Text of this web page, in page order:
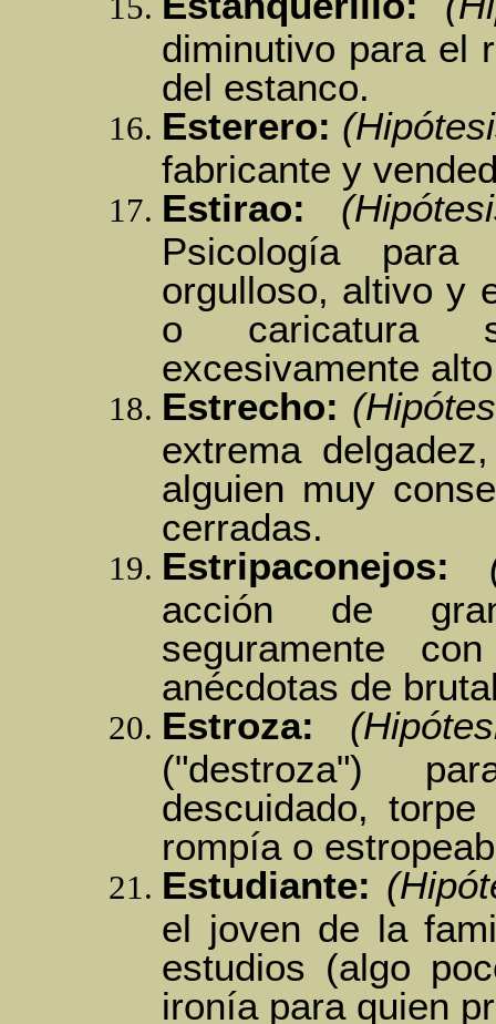
diminutivo para el
del estanco.
Esterero:
fabricante y
Estirao:
Psicología
orgulloso, altivo y
o caricatura
excesivamente
Estrecho:
extrema
alguien muy
cerradas.
Estripaconejos:
acción de
seguramente
anécdotas de
Estroza:
("destroza")
descuidado,
rompía o
Estudiante:
el joven de la
estudios (algo
ironía para quien